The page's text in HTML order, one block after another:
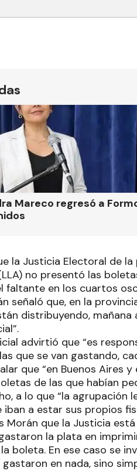
Mareco regresó a
la Justicia Electoral de
no presentó las
faltante en los cuartos
señaló que, en la
distribuyendo,
advirtió que “es
que se van gastando,
que “en Buenos Aires
de las que habían
a lo que “la agrupación
a estar sus propios
Morán que la Justicia
la plata en
boleta. En ese caso se
en nada, sino